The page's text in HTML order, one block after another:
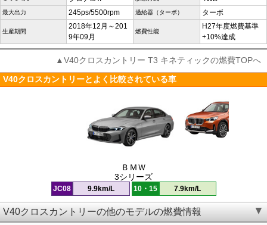
最大出力 245ps/5500rpm 過給器（ターボ） ターボ
生産期間
2018年12月～201
9年09月
燃費性能
H27年度燃費基準
+10%達成
▲V40クロスカントリー T3 キネティックの燃費TOPへ
V40クロスカントリーとよく比較されている車
ＢＭＷ
3シリーズ
JC08 9.9km/L 10・15 7.9km/L
V40クロスカントリーの他のモデルの燃費情報